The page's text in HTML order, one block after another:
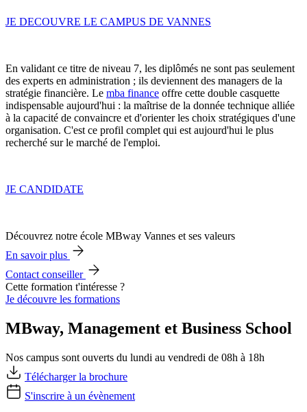
JE DECOUVRE LE CAMPUS DE VANNES
En validant ce titre de niveau 7, les diplômés ne sont pas seulement
des experts en administration ; ils deviennent des managers de la
stratégie financière. Le mba finance offre cette double casquette
indispensable aujourd'hui : la maîtrise de la donnée technique alliée
à la capacité de convaincre et d'orienter les choix stratégiques d'une
organisation. C'est ce profil complet qui est aujourd'hui le plus
recherché sur le marché de l'emploi.
JE CANDIDATE
Découvrez notre école MBway Vannes et ses valeurs
En savoir plus
Contact conseiller
Cette formation t'intéresse ?
Je découvre les formations
MBway, Management et Business School
Nos campus sont ouverts du lundi au vendredi de 08h à 18h
Télécharger la brochure
S'inscrire à un évènement